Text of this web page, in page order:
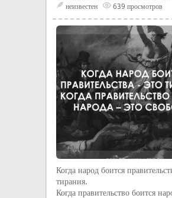
неизвестен 639 просмотров
Когда народ боится
тирания.
Когда правительство боится